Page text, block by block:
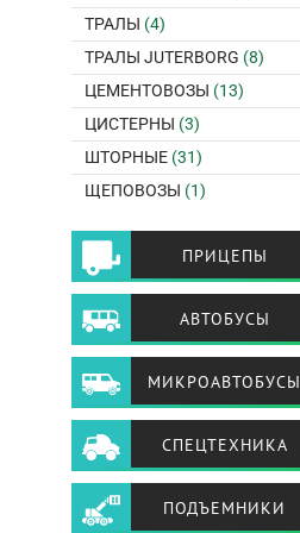
ТРАЛЫ (4)
ТРАЛЫ JUTERBORG (8)
ЦЕМЕНТОВОЗЫ (13)
ЦИСТЕРНЫ (3)
ШТОРНЫЕ (31)
ЩЕПОВОЗЫ (1)
ПРИЦЕПЫ
АВТОБУСЫ
МИКРОАВТОБУСЫ
СПЕЦТЕХНИКА
ПОДЪЕМНИКИ